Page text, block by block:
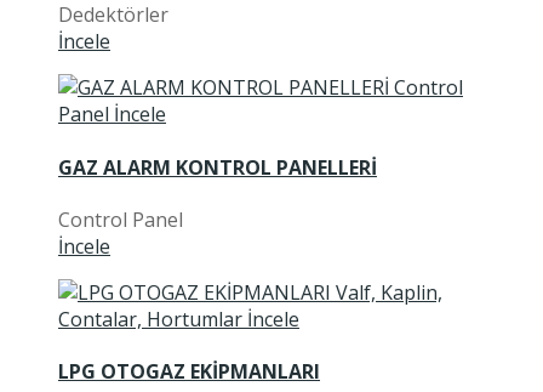
Dedektörler
İncele
GAZ ALARM KONTROL PANELLERİ
Control Panel
İncele
LPG OTOGAZ EKİPMANLARI